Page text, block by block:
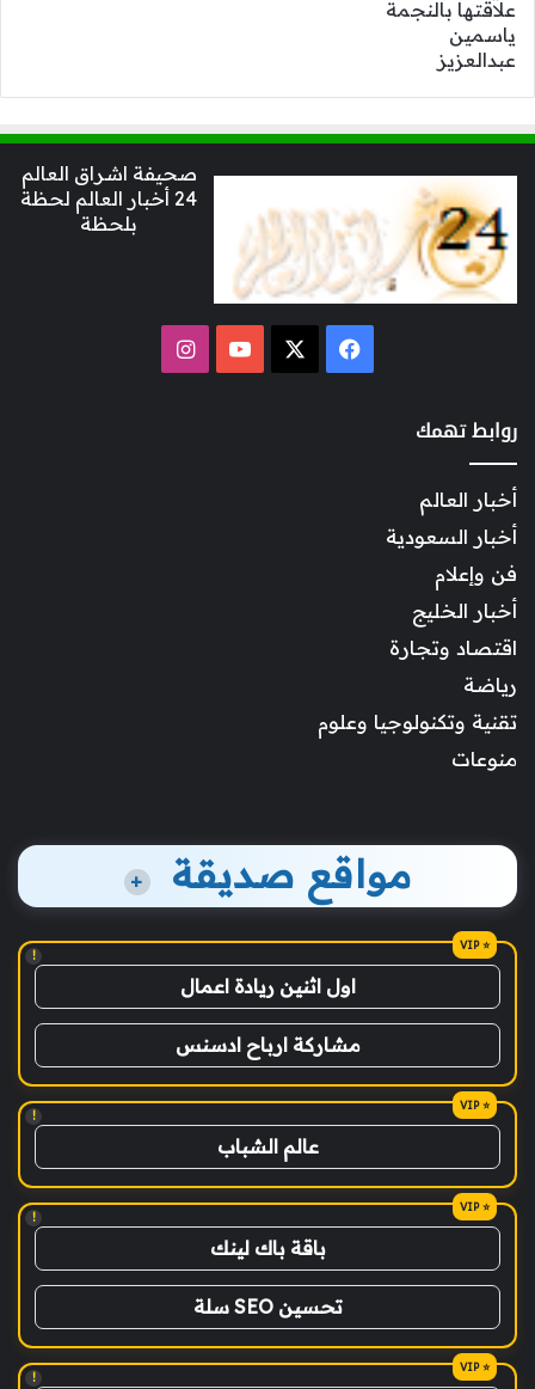
صحيفة اشراق العالم
24 أخبار العالم لحظة
بلحظة
فيسبوك ‫YouTubeانستقرام
روابط تهمك
أخبار العالم
أخبار السعودية
فن وإعلام
أخبار الخليج
اقتصاد وتجارة
رياضة
تقنية وتكنولوجيا وعلوم
منوعات
مواقع صديقة +
!
اول اثنين ريادة اعمال
مشاركة ارباح ادسنس
!
عالم الشباب
!
باقة باك لينك
تحسين SEO سلة
!